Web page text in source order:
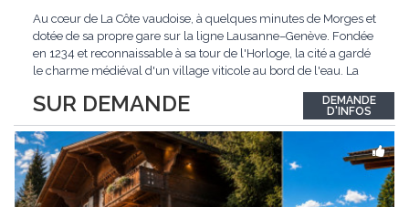
SUR DEMANDE
Au cœur de La Côte vaudoise, à quelques minutes de Morges et
dotée de sa propre gare sur la ligne Lausanne–Genève. Fondée
en 1234 et reconnaissable à sa tour de l'Horloge, la cité a gardé
le charme médiéval d'un village viticole au bord de l'eau. La
immédiate des villes. Dans cet environnement privilégié, une
propriété...
DEMANDE
D'INFOS